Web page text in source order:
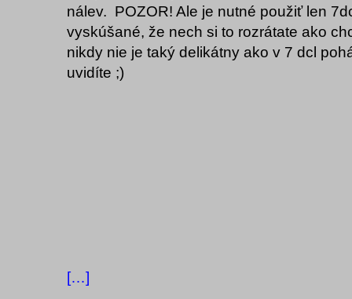
nálev. POZOR! Ale je nutné použiť len
vyskúšané, že nech si to rozrátate ako
nikdy nie je taký delikátny ako v 7 dcl
uvidíte ;)
[…]